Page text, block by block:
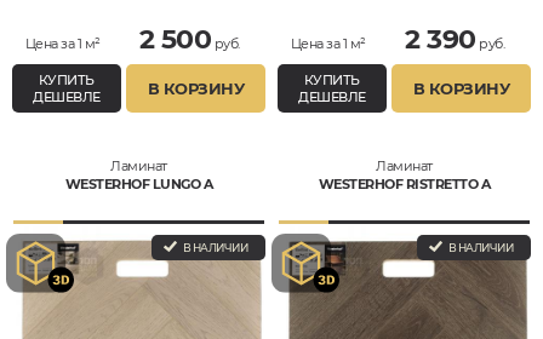
Цена за 1 м² 2 500 руб.
КУПИТЬ
ДЕШЕВЛЕ
В КОРЗИНУ
Цена за 1 м² 2 390 руб.
КУПИТЬ
ДЕШЕВЛЕ
В КОРЗИНУ
Ламинат
WESTERHOF LUNGO A
В НАЛИЧИИ
Ламинат
WESTERHOF RISTRETTO A
В НАЛИЧИИ